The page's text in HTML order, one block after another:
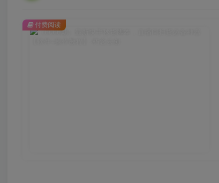
付费阅读